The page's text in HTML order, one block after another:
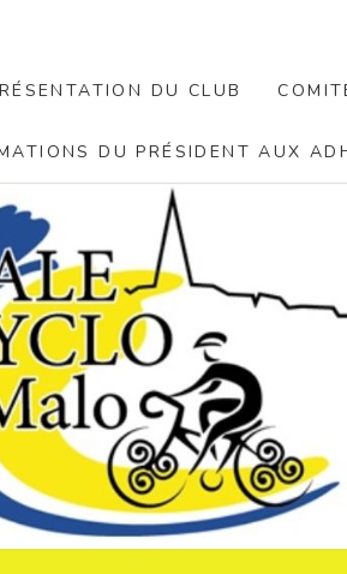
DU CLUB
DU PRÉSIDENT AUX
La Même
Passion
Du Vélo,
Le
Plaisir
De
Rouler
Ensemble